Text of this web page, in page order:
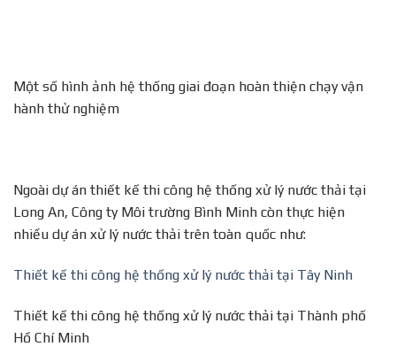
Một số hình ảnh hệ thống giai đoạn hoàn thiện chạy vận
hành thử nghiệm
Ngoài dự án thiết kế thi công hệ thống xử lý nước thải tại
Long An, Công ty Môi trường Bình Minh còn thực hiện
nhiều dự án xử lý nước thải trên toàn quốc như:
Thiết kế thi công hệ thống xử lý nước thải tại Tây Ninh
Thiết kế thi công hệ thống xử lý nước thải tại Thành phố
Hồ Chí Minh